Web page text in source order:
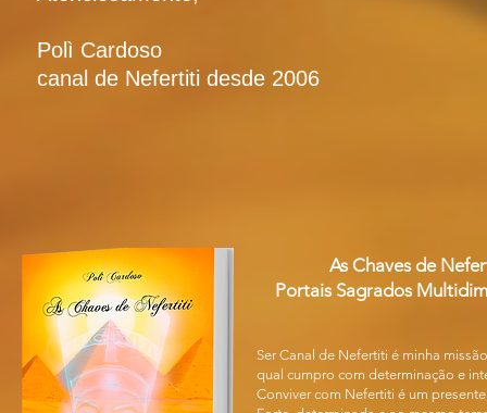
Polì Cardoso
canal de Nefertiti desde 2006
As Chaves de
Portais Sagrados
Ser Canal de Nefertiti é minha
qual cumpro com determinação e
Conviver com Nefertiti é um